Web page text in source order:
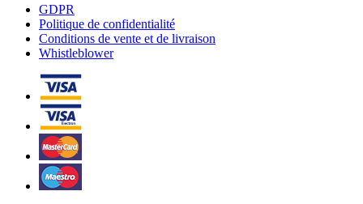
GDPR
Politique de confidentialité
Conditions de vente et de livraison
Whistleblower